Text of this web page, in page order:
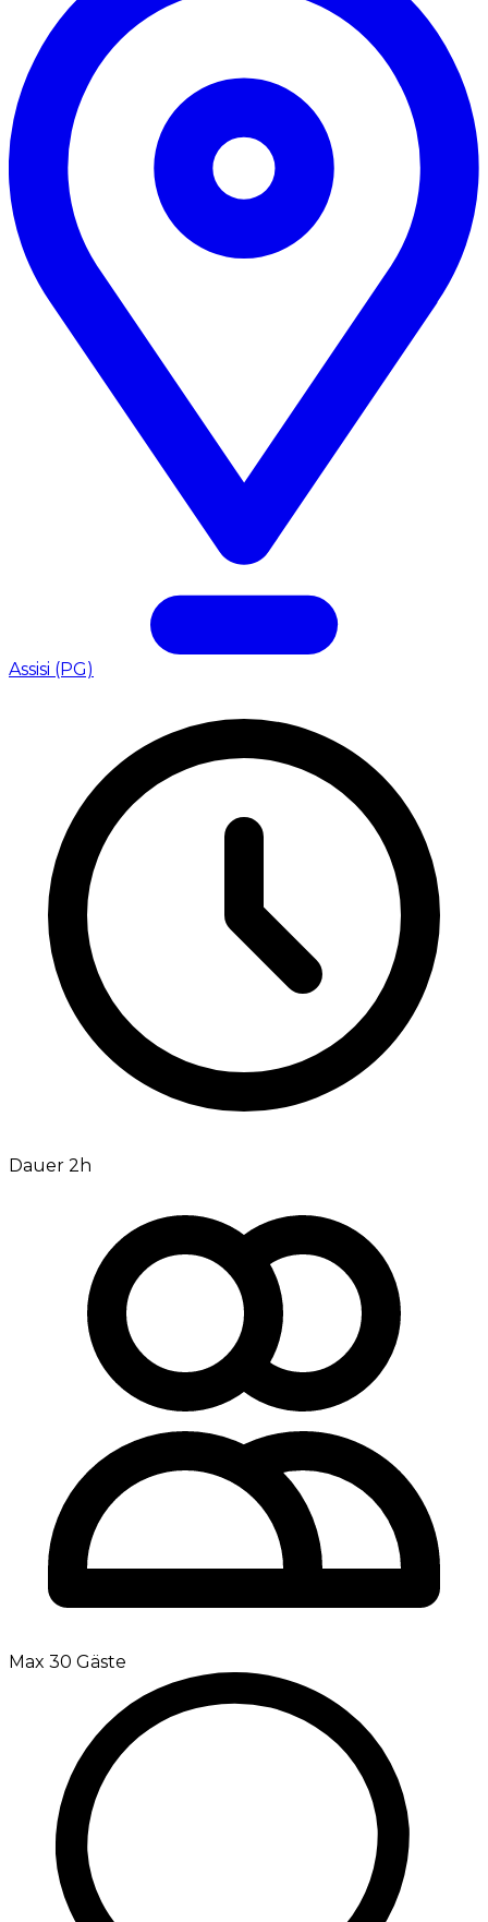
Assisi (PG)
Dauer 2h
Max 30 Gäste